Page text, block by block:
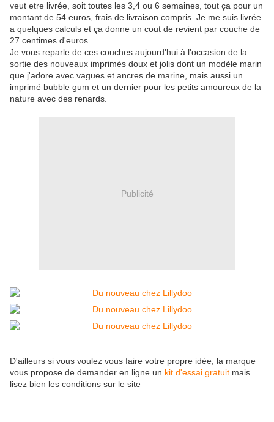
veut etre livrée, soit toutes les 3,4 ou 6 semaines, tout ça pour un
montant de 54 euros, frais de livraison compris. Je me suis livrée
a quelques calculs et ça donne un cout de revient par couche de
27 centimes d'euros.
Je vous reparle de ces couches aujourd'hui à l'occasion de la
sortie des nouveaux imprimés doux et jolis dont un modèle marin
que j'adore avec vagues et ancres de marine, mais aussi un
imprimé bubble gum et un dernier pour les petits amoureux de la
nature avec des renards.
Publicité
D'ailleurs si vous voulez vous faire votre propre idée, la marque
vous propose de demander en ligne un kit d'essai gratuit mais
lisez bien les conditions sur le site